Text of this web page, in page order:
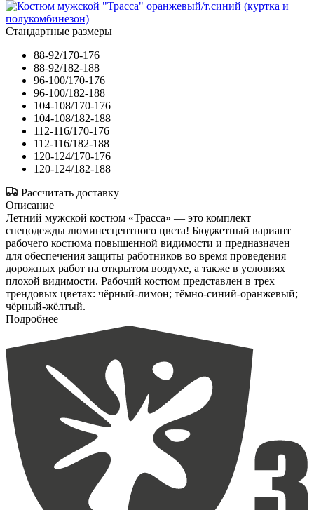
Стандартные размеры
88-92/170-176
88-92/182-188
96-100/170-176
96-100/182-188
104-108/170-176
104-108/182-188
112-116/170-176
112-116/182-188
120-124/170-176
120-124/182-188
Рассчитать доставку
Описание
Летний мужской костюм «Трасса» — это комплект
спецодежды люминесцентного цвета! Бюджетный вариант
рабочего костюма повышенной видимости и предназначен
для обеспечения защиты работников во время проведения
дорожных работ на открытом воздухе, а также в условиях
плохой видимости. Рабочий костюм представлен в трех
трендовых цветах: чёрный-лимон; тёмно-синий-оранжевый;
чёрный-жёлтый.
Подробнее